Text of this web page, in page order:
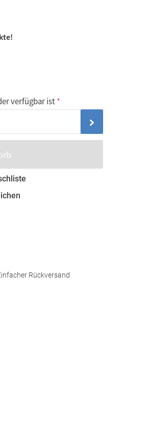
verfügbar ist
Rückversand